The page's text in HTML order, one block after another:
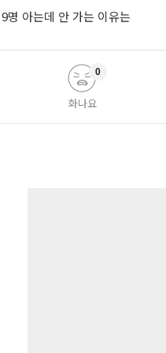
명 아는데 안 가는 이유는
화나요
0